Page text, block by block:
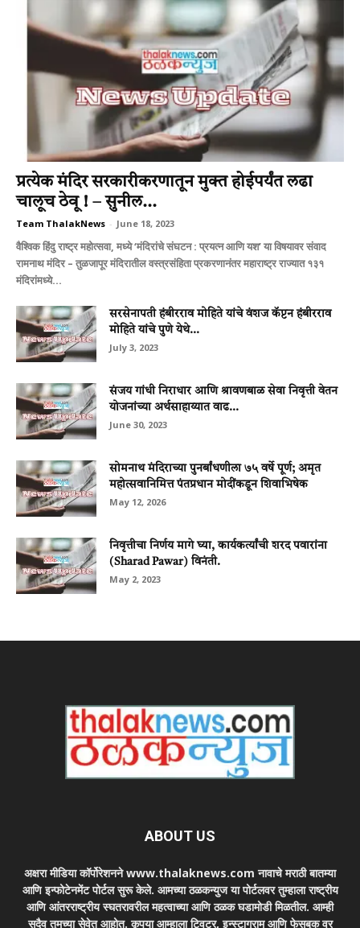
प्रत्येक मंदिर सरकारीकरणातून मुक्त होईपर्यंत लढा
चालूच ठेवू ! – सुनील...
Team ThalakNews - June 18, 2023
वैश्विक हिंदु राष्ट्र महोत्सवा, मध्ये ‘मंदिरांचे संघटन : प्रयत्न आणि यश’ या विषयावर संवाद
रामनाथ मंदिर – तुळजापूर मंदिरातील वस्त्रसंहिता प्रकरणानंतर महाराष्ट्र राज्यात १३१
मंदिरांमध्ये...
सरसेनापती हंबीरराव मोहिते यांचे वंशज कॅप्टन हंबीरराव
मोहिते यांचे पुणे येथे...
July 3, 2023
संजय गांधी निराधार आणि श्रावणबाळ सेवा निवृत्ती वेतन
योजनांच्‍या अर्थसाहाय्‍यात वाढ...
June 30, 2023
सोमनाथ मंदिराच्या पुनर्बांधणीला ७५ वर्षे पूर्ण; अमृत
महोत्सवानिमित्त पंतप्रधान मोदींकडून शिवाभिषेक
May 12, 2026
निवृत्तीचा निर्णय मागे घ्या, कार्यकर्त्यांची शरद पवारांना
(Sharad Pawar) विनंती.
May 2, 2023
ABOUT US
अक्षरा मीडिया कॉर्पोरेशनने www.thalaknews.com नावाचे मराठी बातम्या
आणि इन्फोटेनमेंट पोर्टल सुरू केले. आमच्या ठळकन्युज या पोर्टलवर तुम्हाला राष्ट्रीय
आणि आंतरराष्ट्रीय स्घतरावरील महत्वाच्या आणि ठळक घडामोडी मिळतील. आम्ही
सदैव तुमच्या सेवेत आहोत. कृपया आम्हाला ट्विटर, इन्स्टाग्राम आणि फेसबुक वर